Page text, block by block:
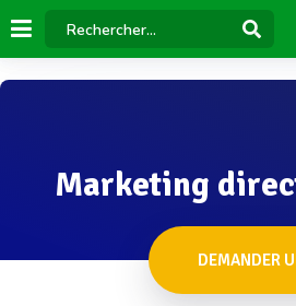
Marketing
DEMANDER